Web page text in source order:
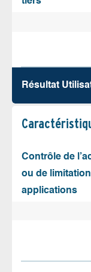
Résultat
Contrôle de
ou de
applications